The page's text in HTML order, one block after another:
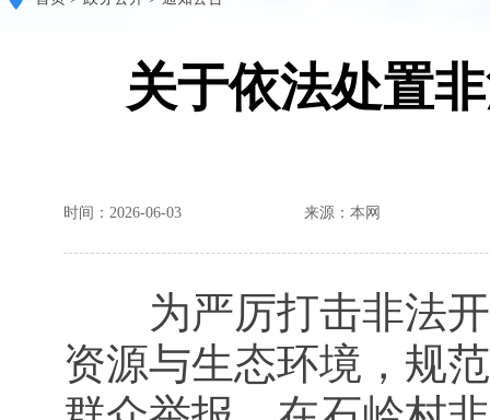
关于依法处置
时间：2026-06-03 来源：本网
为严厉打击非法开
资源与生态环境，规